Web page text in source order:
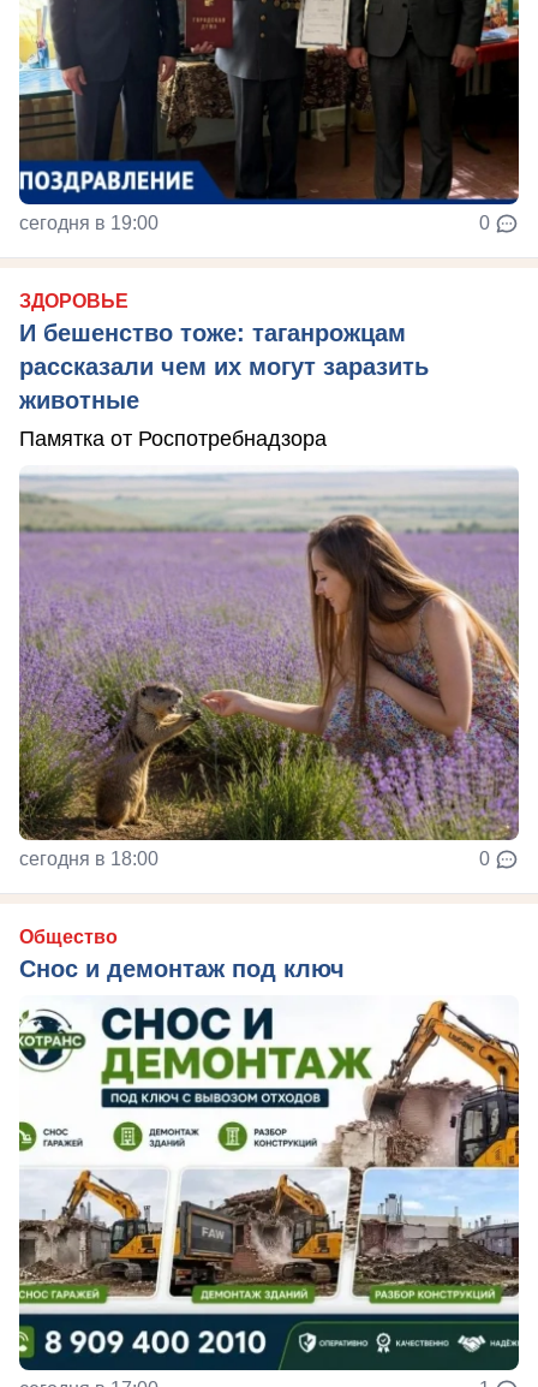
сегодня в 19:00 0
ЗДОРОВЬЕ
И бешенство тоже: таганрожцам
рассказали чем их могут заразить
животные
Памятка от Роспотребнадзора
сегодня в 18:00 0
Общество
Снос и демонтаж под ключ